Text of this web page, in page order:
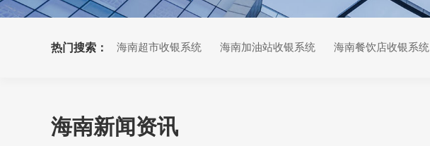
热门搜索： 海南超市收银系统 海南加油站收银系统 海南餐饮店收银系统
海南新闻资讯